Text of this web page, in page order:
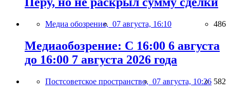
Медиа обозрение, 07 августа, 16:10 486
Медиаобозрение: С 16:00 6 августа
до 16:00 7 августа 2026 года
Постсоветское пространство, 07 августа, 10:26 582